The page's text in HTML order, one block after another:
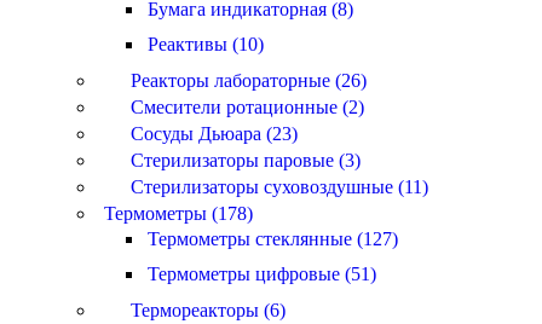
Бумага индикаторная (8)
Реактивы (10)
Реакторы лабораторные (26)
Смесители ротационные (2)
Сосуды Дьюара (23)
Стерилизаторы паровые (3)
Стерилизаторы суховоздушные (11)
Термометры (178)
Термометры стеклянные (127)
Термометры цифровые (51)
Термореакторы (6)